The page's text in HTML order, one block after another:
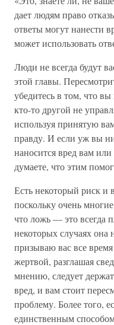
дает людям право
ответы могут нанести
может использовать
Люди не всегда будут
этой главы.
убедитесь в том, что вы
кто-то другой не
используя принятую
правду. И если уж вы
наносится вред вам
думаете, что этим
Есть некоторый риск и
поскольку очень
что ложь — это всегда
некоторых случаях она
призываю вас все
жертвой, разглашая
мнению, следует
вред, и вам стоит
проблему. Более того,
единственным